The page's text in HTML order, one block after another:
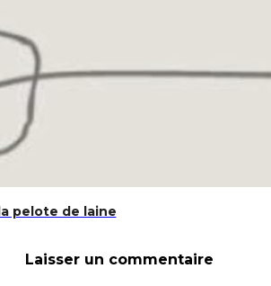
pelote de laine
Laisser un commentaire